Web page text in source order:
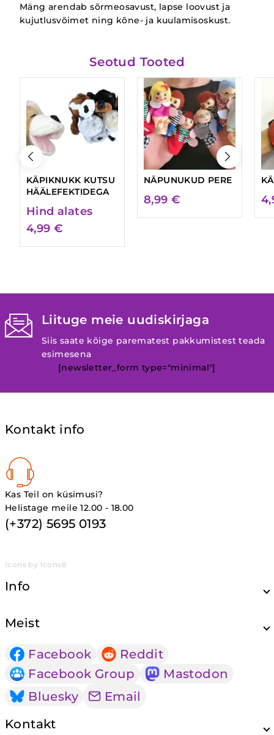
Mäng arendab sõrmeosavust, lapse loovust ja
kujutlusvõimet ning kõne- ja kuulamisoskust.
Seotud Tooted
KÄPIKNUKK KUTSU
HÄÄLEFEKTIDEGA
Hind alates
4,99 €
NÄPUNUKUD PERE
8,99 €
Liituge meie uudiskirjaga
Siis saate kõige parematest pakkumistest teada
esimesena
[newsletter_form type="minimal"]
Kontakt info
Kas Teil on küsimusi?
Helistage meile 12.00 - 18.00
(+372) 5695 0193
Icons by Icons8
Info
Meist
Facebook
Reddit
Facebook Group
Mastodon
Bluesky
Email
Kontakt